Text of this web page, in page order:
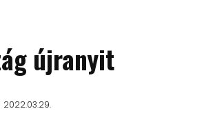
újranyit
2022.03.29.